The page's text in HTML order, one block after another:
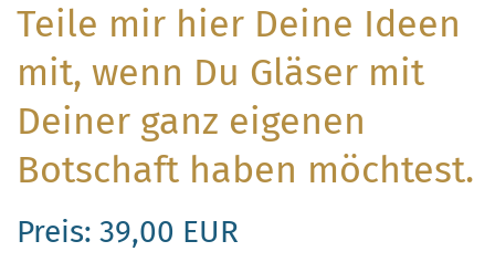
Teile mir hier Deine Ideen
mit, wenn Du Gläser mit
Deiner ganz eigenen
Botschaft haben möchtest.
Preis: 39,00 EUR